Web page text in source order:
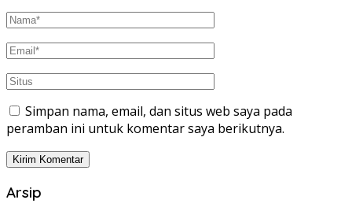
Simpan nama, email, dan situs web saya pada
peramban ini untuk komentar saya berikutnya.
Arsip